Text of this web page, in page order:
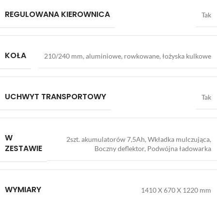
REGULOWANA KIEROWNICA Tak
KOŁA 210/240 mm, aluminiowe, rowkowane, łożyska kulkowe
UCHWYT TRANSPORTOWY Tak
W
ZESTAWIE
2szt. akumulatorów 7,5Ah, Wkładka mulczująca,
Boczny deflektor, Podwójna ładowarka
WYMIARY 1410 X 670 X 1220 mm